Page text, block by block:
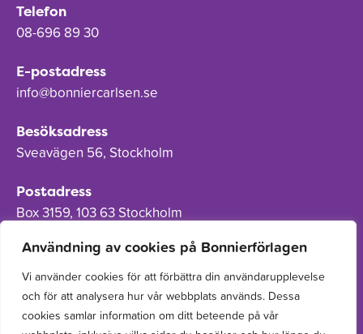
Användning av cookies på Bonnierförlagen
Vi använder cookies för att förbättra din användarupplevelse
och för att analysera hur vår webbplats används. Dessa
cookies samlar information om ditt beteende på vår
Telefon
08-696 89 30
E-postadress
info@bonniercarlsen.se
Besöksadress
Sveavägen 56, Stockholm
Postadress
Box 3159, 103 63 Stockholm
Om Bonnierförlagen
Cookies